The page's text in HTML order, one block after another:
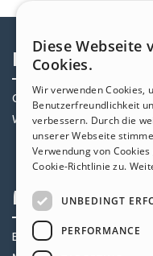
Help Center
Community
Websites von Nutzern
Mein Profil
Eigene Beiträge
Diese Webseite
Cookies.
Wir verwenden Cookies,
Benutzerfreundlichkeit
verbessern. Durch die
unserer Webseite
Verwendung von
Cookie-Richtlinie zu.
UNBEDINGT
PERFORMANCE